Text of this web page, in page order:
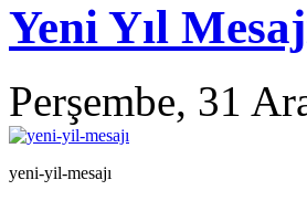
Yeni Yıl
Perşembe, 31
yeni-yil-mesajı